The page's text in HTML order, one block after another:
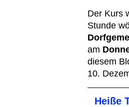
Der Kurs
Stunde
am
diesem
10.
Heiße